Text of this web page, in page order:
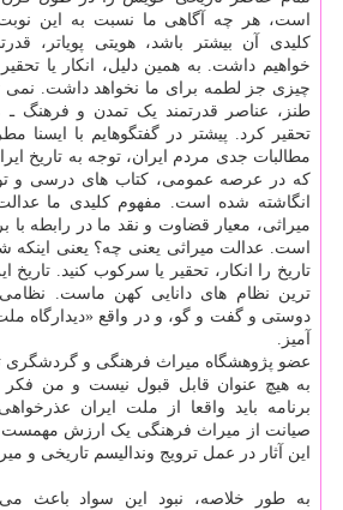
است، هر چه آگاهی ما نسبت به این
کلیدی آن بیشتر باشد، هویتی پویاتر،
خواهیم داشت. به همین دلیل، انکار یا
چیزی جز لطمه برای ما نخواهد داشت. نمی
طنز، عناصر قدرتمند یک تمدن و فرهنگ ـ
تحقیر کرد. پیشتر در گفتگوهایم با ایسنا
مطالبات جدی مردم ایران، توجه به تاریخ
که در عرصه عمومی، کتاب های درسی و
انگاشته شده است. مفهوم کلیدی ما
میراثی، معیار قضاوت و نقد ما در رابطه با
است. عدالت میراثی یعنی چه؟ یعنی اینکه
تاریخ را انکار، تحقیر یا سرکوب کنید. تاریخ
ترین نظام های دانایی کهن ماست. نظامی
دوستی و گفت و گو، و در واقع «دیدارگاه
آمیز.
عضو پژوهشگاه میراث فرهنگی و گردشگری
به هیچ عنوان قابل قبول نیست و من فکر
برنامه باید واقعا از ملت ایران
صیانت از میراث فرهنگی یک ارزش مهمست
این آثار در عمل ترویج وندالیسم تاریخی و
به طور خلاصه، نبود این سواد باعث